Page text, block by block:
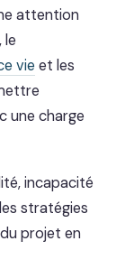
attention
le
vie et les
une charge
incapacité
stratégies
projet en